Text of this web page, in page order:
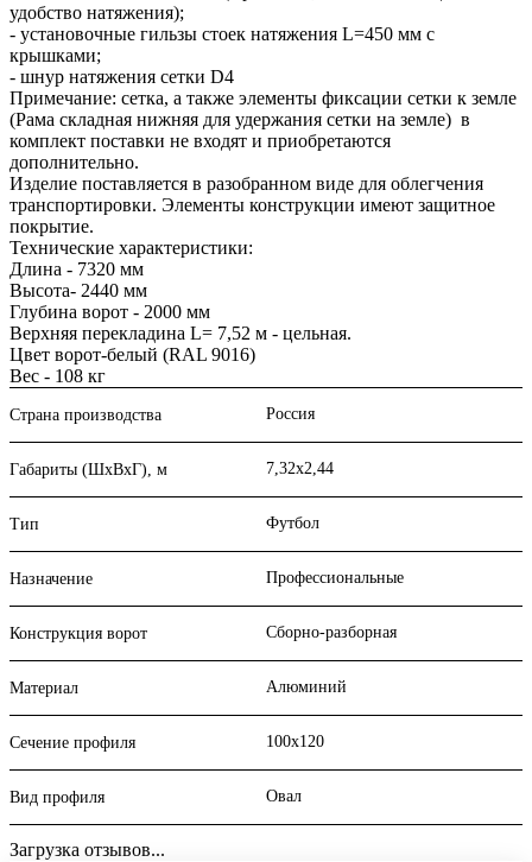
удобство натяжения);
- установочные гильзы стоек натяжения L=450 мм с
крышками;
- шнур натяжения сетки D4
Примечание: сетка, а также элементы фиксации сетки к земле
(Рама складная нижняя для удержания сетки на земле) в
комплект поставки не входят и приобретаются
дополнительно.
Изделие поставляется в разобранном виде для облегчения
транспортировки. Элементы конструкции имеют защитное
покрытие.
Технические характеристики:
Длина - 7320 мм
Высота- 2440 мм
Глубина ворот - 2000 мм
Верхняя перекладина L= 7,52 м - цельная.
Цвет ворот-белый (RAL 9016)
Вес - 108 кг
Страна производства Россия
Габариты (ШхВхГ), м 7,32х2,44
Тип Футбол
Назначение Профессиональные
Конструкция ворот Сборно-разборная
Материал Алюминий
Сечение профиля 100х120
Вид профиля Овал
Загрузка отзывов...